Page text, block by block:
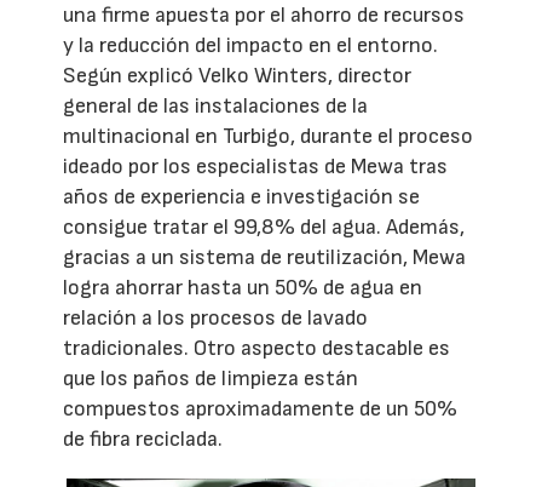
una firme apuesta por el ahorro de recursos
y la reducción del impacto en el entorno.
Según explicó Velko Winters, director
general de las instalaciones de la
multinacional en Turbigo, durante el proceso
ideado por los especialistas de Mewa tras
años de experiencia e investigación se
consigue tratar el 99,8% del agua. Además,
gracias a un sistema de reutilización, Mewa
logra ahorrar hasta un 50% de agua en
relación a los procesos de lavado
tradicionales. Otro aspecto destacable es
que los paños de limpieza están
compuestos aproximadamente de un 50%
de fibra reciclada.